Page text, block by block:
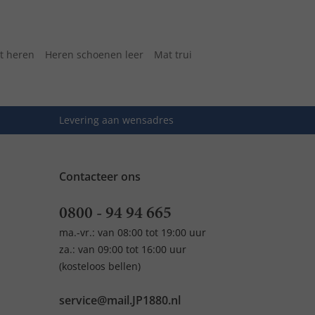
heren Heren schoenen leer Mat trui
Levering aan wensadres
Contacteer ons
0800 - 94 94 665
ma.-vr.: van 08:00 tot 19:00 uur
za.: van 09:00 tot 16:00 uur
(kosteloos bellen)
service@mail.JP1880.nl